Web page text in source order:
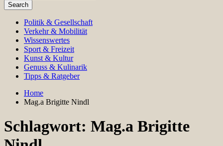
Search
Politik & Gesellschaft
Verkehr & Mobilität
Wissenswertes
Sport & Freizeit
Kunst & Kultur
Genuss & Kulinarik
Tipps & Ratgeber
Home
Mag.a Brigitte Nindl
Schlagwort: Mag.a Brigitte